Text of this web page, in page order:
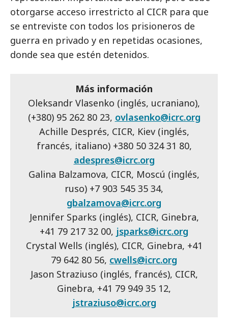
otorgarse acceso irrestricto al CICR para que
se entreviste con todos los prisioneros de
guerra en privado y en repetidas ocasiones,
donde sea que estén detenidos.
Más información
Oleksandr Vlasenko (inglés, ucraniano),
(+380) 95 262 80 23, ovlasenko@icrc.org
Achille Després, CICR, Kiev (inglés,
francés, italiano) +380 50 324 31 80,
adespres@icrc.org
Galina Balzamova, CICR, Moscú (inglés,
ruso) +7 903 545 35 34,
gbalzamova@icrc.org
Jennifer Sparks (inglés), CICR, Ginebra,
+41 79 217 32 00, jsparks@icrc.org
Crystal Wells (inglés), CICR, Ginebra, +41
79 642 80 56, cwells@icrc.org
Jason Straziuso (inglés, francés), CICR,
Ginebra, +41 79 949 35 12,
jstraziuso@icrc.org